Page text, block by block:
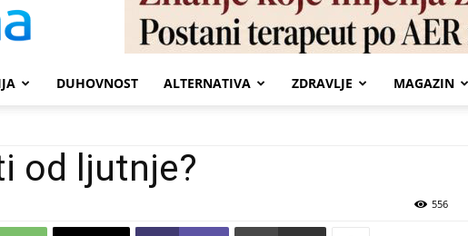
DUHOVNOST ALTERNATIVA ZDRAVLJE MAGAZIN
od ljutnje?
556